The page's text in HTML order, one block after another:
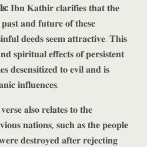
𝐈𝐛𝐧 𝐊𝐚𝐭𝐡𝐢𝐫 𝐜𝐥𝐚𝐫𝐢𝐟𝐢𝐞𝐬 𝐭𝐡𝐚𝐭 𝐭𝐡𝐞
𝐚𝐧𝐝 𝐟𝐮𝐭𝐮𝐫𝐞 𝐨𝐟 𝐭𝐡𝐞𝐬𝐞
𝐝𝐞𝐞𝐝𝐬 𝐬𝐞𝐞𝐦 𝐚𝐭𝐭𝐫𝐚𝐜𝐭𝐢𝐯𝐞. 𝐓𝐡𝐢𝐬
𝐬𝐩𝐢𝐫𝐢𝐭𝐮𝐚𝐥 𝐞𝐟𝐟𝐞𝐜𝐭𝐬 𝐨𝐟 𝐩𝐞𝐫𝐬𝐢𝐬𝐭𝐞𝐧𝐭
𝐭𝐨 𝐞𝐯𝐢𝐥 𝐚𝐧𝐝 𝐢𝐬
𝐢𝐧𝐟𝐥𝐮𝐞𝐧𝐜𝐞𝐬.
𝐚𝐥𝐬𝐨 𝐫𝐞𝐥𝐚𝐭𝐞𝐬 𝐭𝐨 𝐭𝐡𝐞
𝐧𝐚𝐭𝐢𝐨𝐧𝐬, 𝐬𝐮𝐜𝐡 𝐚𝐬 𝐭𝐡𝐞 𝐩𝐞𝐨𝐩𝐥𝐞
𝐝𝐞𝐬𝐭𝐫𝐨𝐲𝐞𝐝 𝐚𝐟𝐭𝐞𝐫 𝐫𝐞𝐣𝐞𝐜𝐭𝐢𝐧𝐠